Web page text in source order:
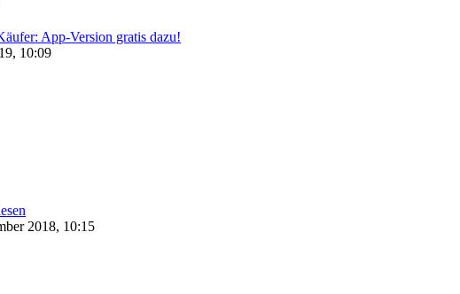
App-Version gratis dazu!
10:09
2018, 10:15